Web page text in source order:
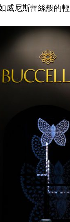
威尼斯蕾絲般的輕